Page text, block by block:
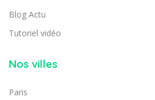
Blog Actu
Tutoriel vidéo
Nos villes
Paris